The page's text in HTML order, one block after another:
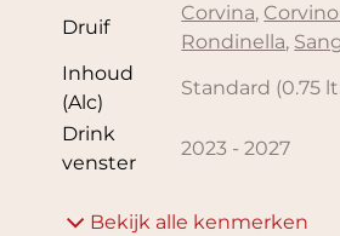
Druif
Corvina,
Rondinella,
Inhoud
(Alc)
Standard (0.75
Drink
venster
2023 -2027
Bekijk alle kenmerken